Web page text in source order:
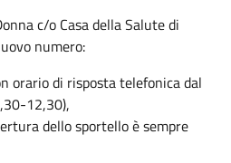
c/o Casa della Salute di
numero:
orario di risposta telefonica dal
12,30),
dello sportello è sempre